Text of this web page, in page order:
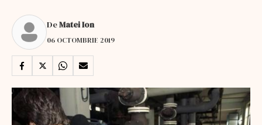
DeMatei Ion
06 OCTOMBRIE 2019